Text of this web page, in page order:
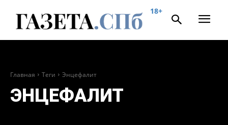
18+
Главная Теги Энцефалит
ЭНЦЕФАЛИТ